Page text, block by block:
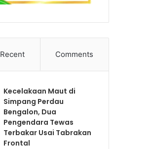
Recent Comments
Kecelakaan Maut di
Simpang Perdau
Bengalon, Dua
Pengendara Tewas
Terbakar Usai Tabrakan
Frontal